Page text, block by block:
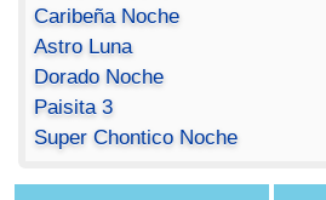
Caribeña Noche
Astro Luna
Dorado Noche
Paisita 3
Super Chontico Noche